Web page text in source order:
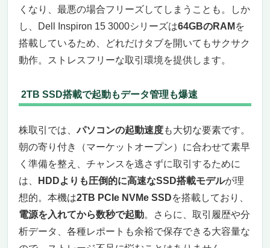
くなり、最悪の場合フリーズしてしまうことも。しか
し、Dell Inspiron 15 3000シリーズは64GBのRAM を
搭載しているため、どれだけタブを開いてもサクサク
動作。ストレスフリーな取引環境を提供します。
2TB SSD搭載で起動もデータ管理も爆速
株取引では、パソコンの起動速度も大切な要素です。
朝の寄り付き（マーケットオープン）に合わせて素早
く準備を整え、チャンスを逃さずに取引するために
は、
HDDよりも圧倒的に高速なSSD搭載モデルが理
想的。本機は2TB PCIe NVMe SSDを搭載しており、
電源を入れてから数秒で起動。さらに、取引履歴や分
析データ、各種レポートも余裕で保存できる大容量な